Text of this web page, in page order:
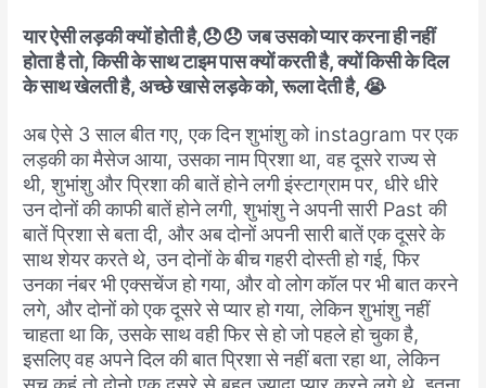
यारऐसीलड़कीक्योंहोतीहै,😞😞जबउसकोप्यारकरनाहीनहीं
होताहैतो,किसीकेसाथटाइमपासक्योंकरतीहै,क्योंकिसीकेदिल
केसाथखेलतीहै,अच्छेखासेलड़केको,रूलादेतीहै, 😭
अबऐसे3सालबीतगए,एकदिनशुभांशुकोinstagramपरएक
लड़कीकामैसेजआया,उसकानामप्रिशा था,वहदूसरेराज्यसे
थी,शुभांशुऔरप्रिशाकीबातेंहोनेलगीइंस्टाग्रामपर,धीरेधीरे
उनदोनोंकीकाफीबातेंहोनेलगी,शुभांशुनेअपनीसारीPastकी
बातेंप्रिशासेबतादी,औरअबदोनोंअपनीसारीबातेंएकदूसरेके
साथशेयरकरते थे,उनदोनोंकेबीचगहरीदोस्तीहोगई,फिर
उनकानंबरभीएक्सचेंजहोगया,औरवोलोगकॉलपरभीबातकरने
लगे,औरदोनोंकोएकदूसरेसेप्यारहोगया,लेकिन शुभांशुनहीं
चाहता थाकि, उसकेसाथवहीफिरसेहोजोपहलेहोचुकाहै,
इसलिएवहअपनेदिलकीबातप्रिशासेनहींबतारहा था, लेकिन